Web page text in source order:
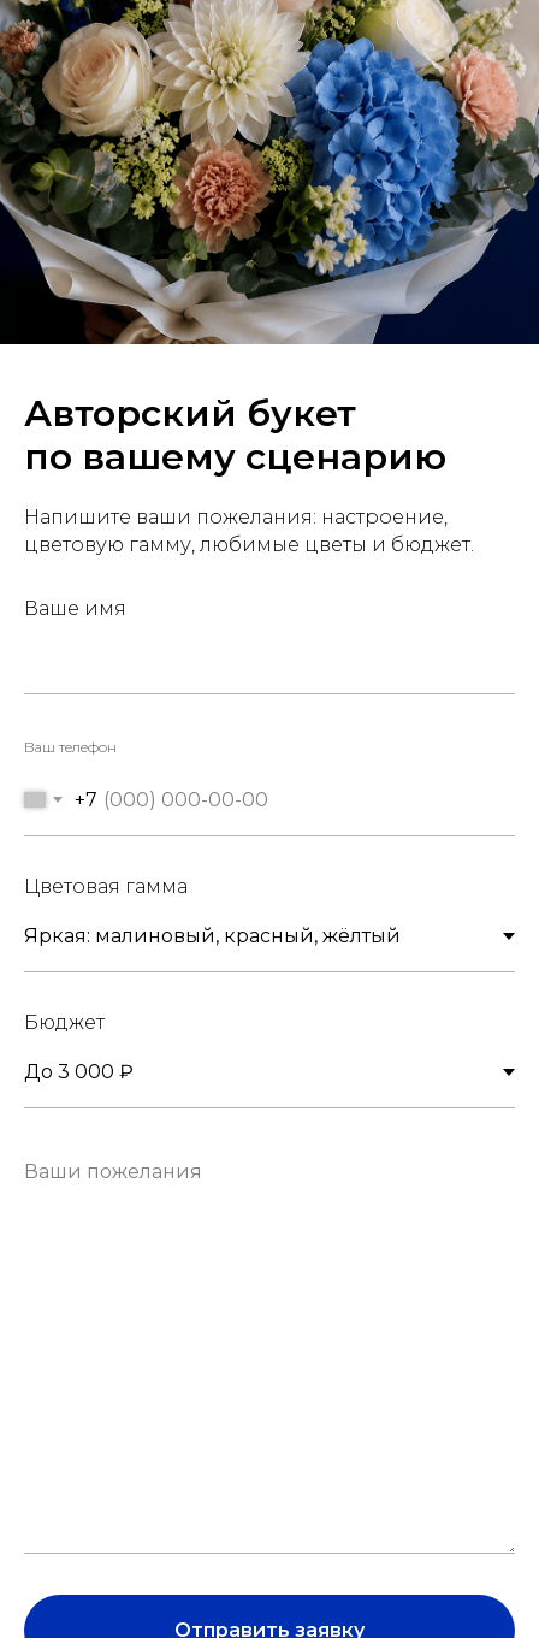
Авторский букет
по вашему сценарию
Напишите ваши пожелания: настроение,
цветовую гамму, любимые цветы и бюджет.
Ваше имя
Ваш телефон
+7
Цветовая гамма
Бюджет
Отправить заявку